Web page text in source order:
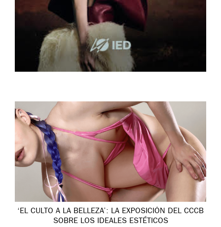
‘EL CULTO A LA BELLEZA’: LA EXPOSICIÓN DEL CCCB
SOBRE LOS IDEALES ESTÉTICOS